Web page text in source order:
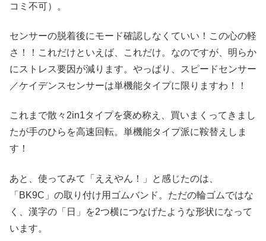
コミ不可）。
センサーの脱着後にモード確認しなくていい！この心の軽
さ！！これだけといえば、これだけ。なのですが、明らか
にストレス要因が減ります。やっぱり、スピードセンサー
／ケイデンスセンサーは単機能タイプに限りますわ！！
これまで散々2in1タイプを褒め称え、買いまくってきまし
たが手のひらを高速回転。単機能タイプ派に鞍替えしま
す！
あと、使ってみて「ええやん！」と感じたのは、
「BK9C」の取り付け用ゴムバンド。ただの輪ゴムではな
く、漢字の「日」を2つ横につなげたような形状になって
います。